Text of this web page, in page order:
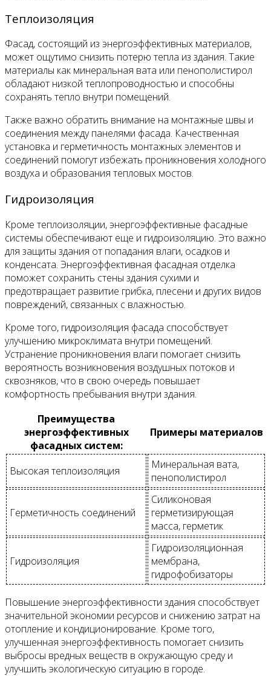
Теплоизоляция
Фасад, состоящий из энергоэффективных материалов,
может ощутимо снизить потерю тепла из здания. Такие
материалы как минеральная вата или пенополистирол
обладают низкой теплопроводностью и способны
сохранять тепло внутри помещений.
Также важно обратить внимание на монтажные швы и
соединения между панелями фасада. Качественная
установка и герметичность монтажных элементов и
соединений помогут избежать проникновения холодного
воздуха и образования тепловых мостов.
Гидроизоляция
Кроме теплоизоляции, энергоэффективные фасадные
системы обеспечивают еще и гидроизоляцию. Это важно
для защиты здания от попадания влаги, осадков и
конденсата. Энергоэффективная фасадная отделка
поможет сохранить стены здания сухими и
предотвращает развитие грибка, плесени и других видов
повреждений, связанных с влажностью.
Кроме того, гидроизоляция фасада способствует
улучшению микроклимата внутри помещений.
Устранение проникновения влаги помогает снизить
вероятность возникновения воздушных потоков и
сквозняков, что в свою очередь повышает
комфортность пребывания внутри здания.
Преимущества
энергоэффективных
фасадных систем:
Примеры материалов
Высокая теплоизоляция
Минеральная вата,
пенополистирол
Герметичность соединений
Силиконовая
герметизирующая
масса, герметик
Гидроизоляция
Гидроизоляционная
мембрана,
гидрофобизаторы
Повышение энергоэффективности здания способствует
значительной экономии ресурсов и снижению затрат на
отопление и кондиционирование. Кроме того,
улучшенная энергоэффективность помогает снизить
выбросы вредных веществ в окружающую среду и
улучшить экологическую ситуацию в городе.